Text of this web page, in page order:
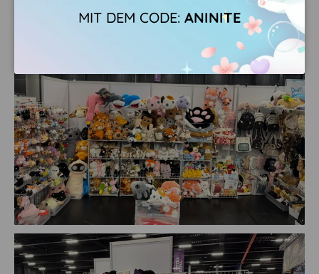
MIT DEM CODE: ANINITE